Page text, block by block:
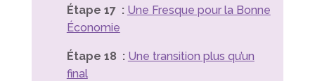
Étape 17 : Une Fresque pour la Bonne
Économie
Étape 18 : Une transition plus qu’un
final